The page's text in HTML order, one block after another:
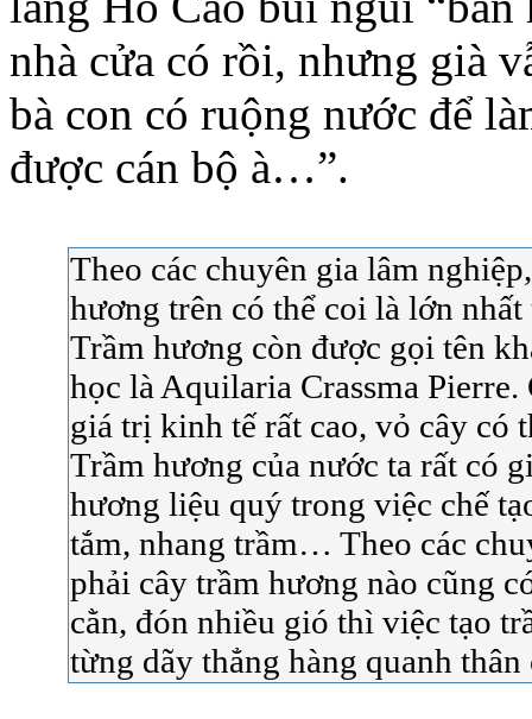
nhà cửa có rồi, nhưng già
bà con có ruộng nước để
được cán bộ à…”.
Theo các chuyên gia lâm
hương trên có thể coi là lớn
Trầm hương còn được gọi tên
học là Aquilaria Crassma
giá trị kinh tế rất cao, vỏ cây có
Trầm hương của nước ta rất có
hương liệu quý trong việc chế
tắm, nhang trầm… Theo các
phải cây trầm hương nào cũng
cằn, đón nhiều gió thì việc tạo
từng dãy thẳng hàng quanh thân